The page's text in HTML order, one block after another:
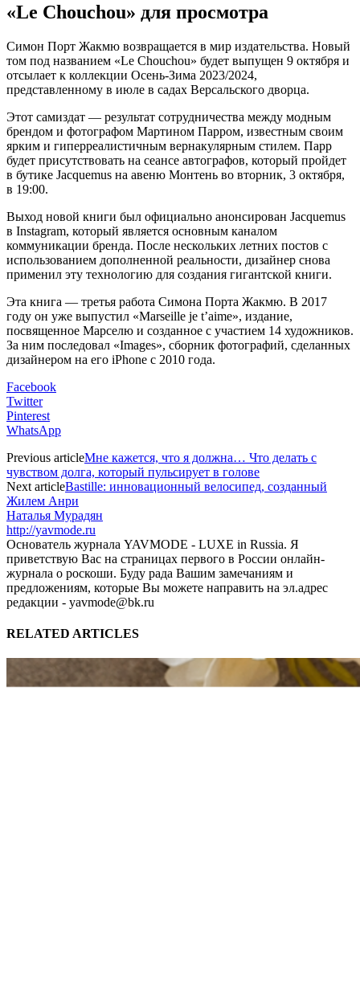
«Le Chouchou» для просмотра
Симон Порт Жакмю возвращается в мир издательства. Новый
том под названием «Le Chouchou» будет выпущен 9 октября и
отсылает к коллекции Осень-Зима 2023/2024,
представленному в июле в садах Версальского дворца.
Этот самиздат — результат сотрудничества между модным
брендом и фотографом Мартином Парром, известным своим
ярким и гиперреалистичным вернакулярным стилем. Парр
будет присутствовать на сеансе автографов, который пройдет
в бутике Jacquemus на авеню Монтень во вторник, 3 октября,
в 19:00.
Выход новой книги был официально анонсирован Jacquemus
в Instagram, который является основным каналом
коммуникации бренда. После нескольких летних постов с
использованием дополненной реальности, дизайнер снова
применил эту технологию для создания гигантской книги.
Эта книга — третья работа Симона Порта Жакмю. В 2017
году он уже выпустил «Marseille je t’aime», издание,
посвященное Марселю и созданное с участием 14 художников.
За ним последовал «Images», сборник фотографий, сделанных
дизайнером на его iPhone с 2010 года.
Facebook
Twitter
Pinterest
WhatsApp
Previous articleМне кажется, что я должна… Что делать с
чувством долга, который пульсирует в голове
Next articleBastille: инновационный велосипед, созданный
Жилем Анри
Наталья Мурадян
http://yavmode.ru
Основатель журнала YAVMODE - LUXE in Russia. Я
приветствую Вас на страницах первого в России онлайн-
журнала о роскоши. Буду рада Вашим замечаниям и
предложениям, которые Вы можете направить на эл.адрес
редакции - yavmode@bk.ru
RELATED ARTICLES